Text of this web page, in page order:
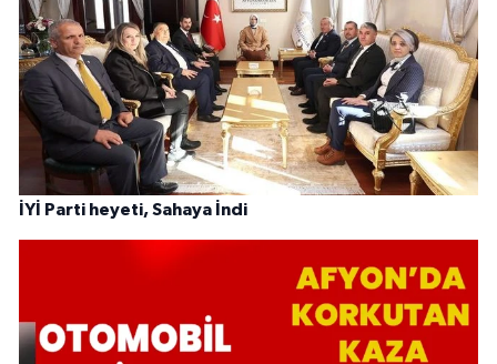
İYİ Parti heyeti, Sahaya İndi